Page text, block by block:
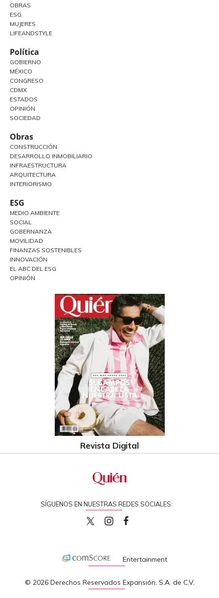
OBRAS
ESG
MUJERES
LIFEANDSTYLE
Política
GOBIERNO
MÉXICO
CONGRESO
CDMX
ESTADOS
OPINIÓN
SOCIEDAD
Obras
CONSTRUCCIÓN
DESARROLLO INMOBILIARIO
INFRAESTRUCTURA
ARQUITECTURA
INTERIORISMO
ESG
MEDIO AMBIENTE
SOCIAL
GOBERNANZA
MOVILIDAD
FINANZAS SOSTENIBLES
INNOVACIÓN
EL ABC DEL ESG
OPINIÓN
Revista Digital
SÍGUENOS EN NUESTRAS REDES SOCIALES:
quiencom
Entertainment
© 2026 Derechos Reservados Expansión, S.A. de C.V.